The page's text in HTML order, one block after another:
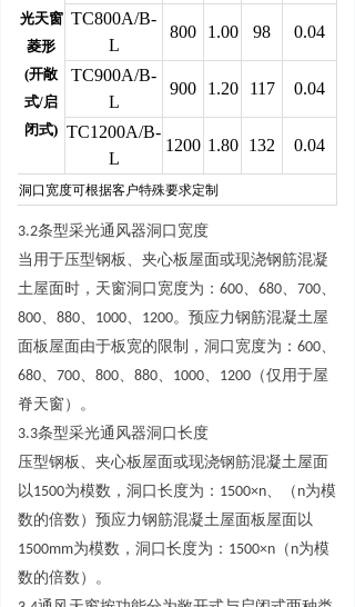
光天窗
菱形
(开敞
式/启
闭式)
TC800A/B-
L
800 1.00 98 0.04
TC900A/B-
L
900 1.20 117 0.04
TC1200A/B-
L
1200 1.80 132 0.04
洞口宽度可根据客户特殊要求定制
3.2条型采光通风器洞口宽度
当用于压型钢板、夹心板屋面或现浇钢筋混凝
土屋面时，天窗洞口宽度为 ： 600、 680、 700、
800、 880、 1000、 1200。预应力钢筋混凝土屋
面板屋面由于板宽的限制，洞口宽度为 ： 600、
680、 700、 800、 880、 1000、 1200 （仅用于屋
脊天窗）。
3.3条型采光通风器洞口长度
压型钢板、夹心板屋面或现浇钢筋混凝土屋面
以1500为模数，洞口长度为 ： 1500×n、 （ n为模
数的倍数）预应力钢筋混凝土屋面板屋面 以
1500mm为模数，洞口长度为 ： 1500×n （ n为模
数的倍数）。